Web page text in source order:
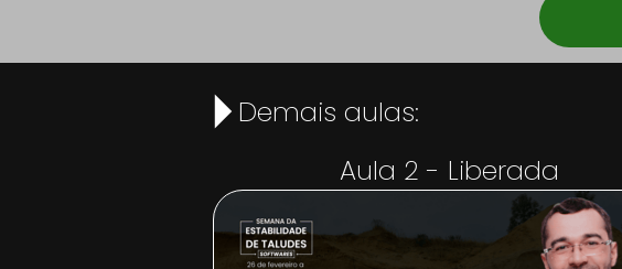
Demais aulas:
Aula 2 - Liberada